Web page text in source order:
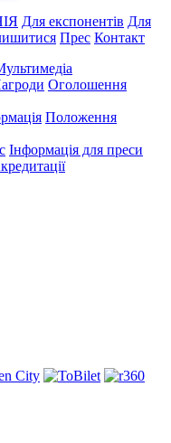
Для експонентів Для
Прес Контакт
Оголошення
Положення
Інформація для преси